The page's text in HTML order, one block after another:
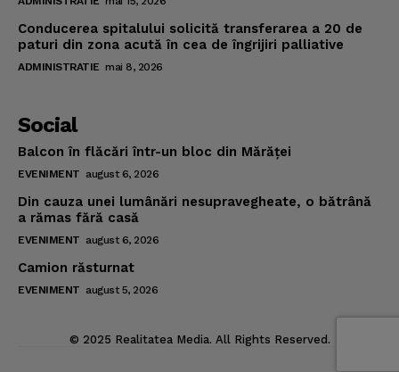
Conducerea spitalului solicită transferarea a 20 de
paturi din zona acută în cea de îngrijiri palliative
ADMINISTRATIE mai 8, 2026
Social
Balcon în flăcări într-un bloc din Mărăţei
EVENIMENT august 6, 2026
Din cauza unei lumânări nesupravegheate, o bătrână
a rămas fără casă
EVENIMENT august 6, 2026
Camion răsturnat
EVENIMENT august 5, 2026
© 2025 Realitatea Media. All Rights Reserved.